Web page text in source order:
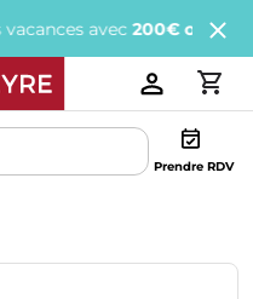
avec200€ offertstous
Prendre RDV